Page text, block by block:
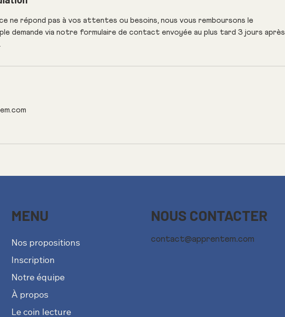
ne répond pas à vos attentes ou besoins, nous vous remboursons le
demande via notre formulaire de contact envoyée au plus tard 3 jours après
MENU
Nos propositions
Inscription
Notre équipe
À propos
Le coin lecture
NOUS CONTACTER
contact@apprentem.com